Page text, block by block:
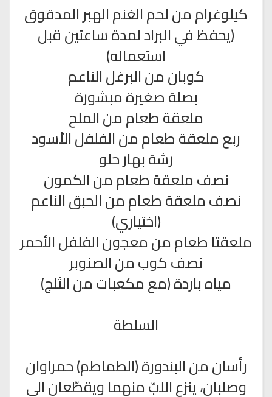
كيلوغرام من لحم الغنم الهبر المدقوق
(يحفظ في البراد لمدة ساعتين قبل
استعماله)
كوبان من البرغل الناعم
بصلة صغيرة مبشورة
ملعقة طعام من الملح
ربع ملعقة طعام من الفلفل الأسود
رشة بهار حلو
نصف ملعقة طعام من الكمون
نصف ملعقة طعام من الحبق الناعم
(اختياري)
ملعقتا طعام من معجون الفلفل الأحمر
نصف كوب من الصنوبر
مياه باردة (مع مكعبات من الثلج)
السلطة
رأسان من البندورة (الطماطم) حمراوان
وصلبان، ينزع اللبّ منهما ويقطّعان الى